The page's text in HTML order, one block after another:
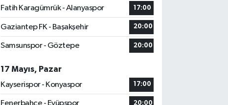
Fatih Karagümrük - Alanyaspor
17:00
Gaziantep FK - Başakşehir 20:00
Samsunspor - Göztepe 20:00
17 Mayıs, Pazar
Kayserispor - Konyaspor
17:00
Fenerbahçe - Eyüpspor 20:00